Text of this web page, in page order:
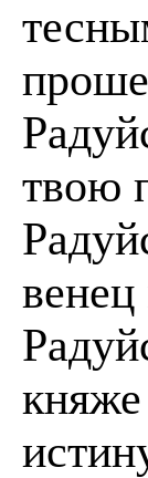
твою